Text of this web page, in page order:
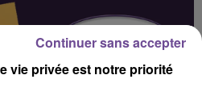
vie privée est notre priorité
Continuer sans accepter